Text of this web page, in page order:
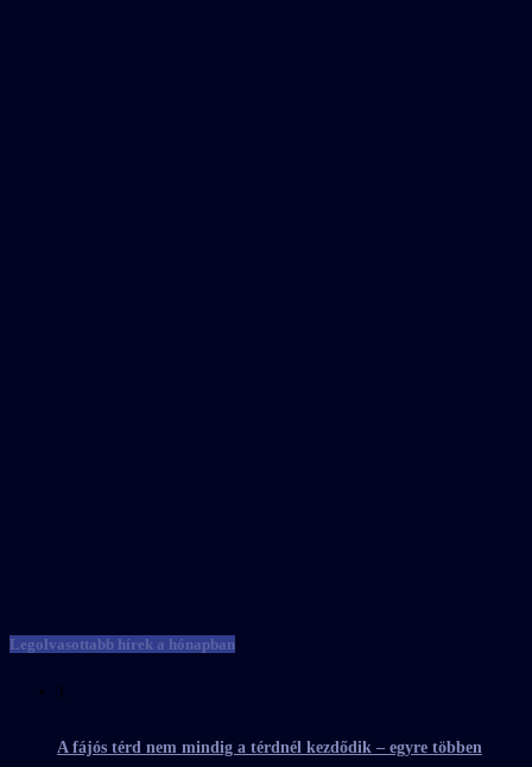
Legolvasottabb hírek a hónapban
1
A fájós térd nem mindig a térdnél kezdődik – egyre többen